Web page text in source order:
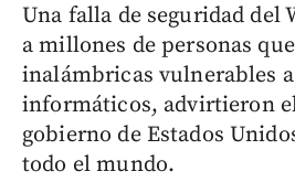
Una falla de seguridad del
a millones de personas
inalámbricas vulnerables
informáticos, advirtieron
gobierno de Estados
todo el mundo.